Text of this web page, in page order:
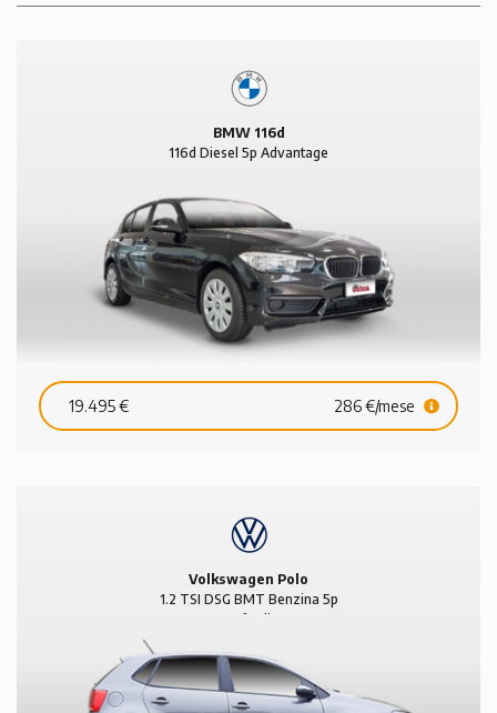
BMW 116d
116d Diesel 5p Advantage
19.495 € 286 €/mese
Volkswagen Polo
1.2 TSI DSG BMT Benzina 5p
Comfortline